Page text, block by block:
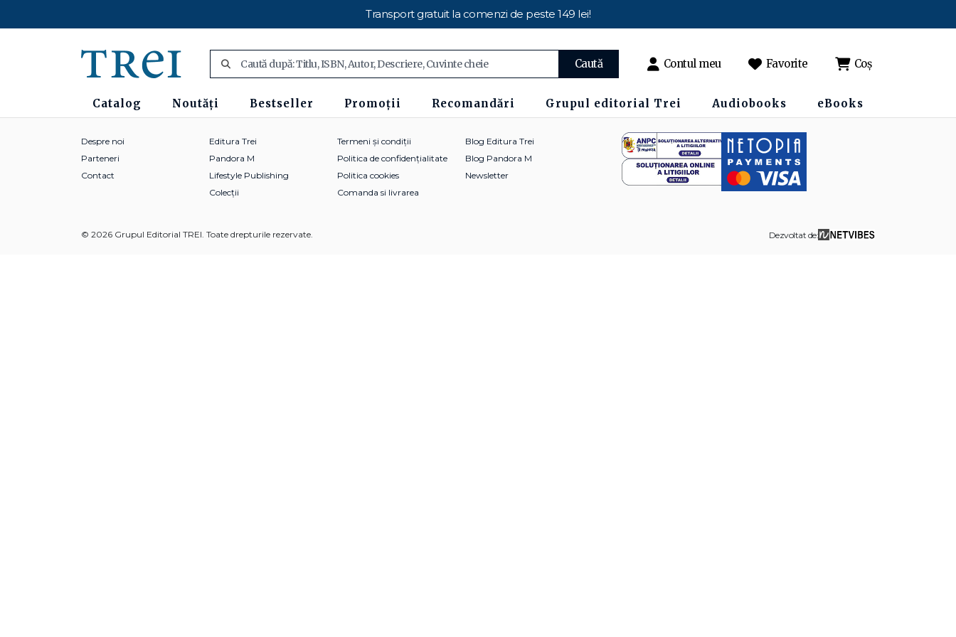
Transport gratuit la comenzi de peste 149 lei!
Caută Contul meu Favorite Coș
Catalog Noutăți Bestseller Promoții Recomandări Grupul editorial Trei Audiobooks eBooks
Despre noi
Parteneri
Contact
Editura Trei
Pandora M
Lifestyle Publishing
Colecții
Termeni și condiții
Politica de confidențialitate
Politica cookies
Comanda si livrarea
Blog Editura Trei
Blog Pandora M
Newsletter
© 2026 Grupul Editorial TREI. Toate drepturile rezervate. Dezvoltat de: